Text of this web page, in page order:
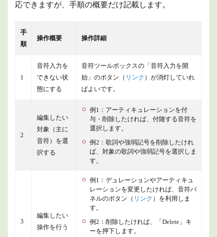
応できますが、手順の概要だけ記載します。
手
順
操作概要 操作詳細
1
音符入力を
できない状
態にする
音符ツールボックスの「音符入力を開
始」のボタン（ リンク ）が消灯していれ
ばよいです。
2
編集したい
対象（主に
音符）を選
択する
例1：アーティキュレーションを付
与・削除したければ、付随する音符を
選択します。
例2：歌詞や強弱記号を削除したけれ
ば、対象の歌詞や強弱記号を選択しま
す。
3
編集したい
操作を行う
例1：デュレーションやアーティキュ
レーションを変更したければ、音符パ
ネルのボタン（ リンク ）を利用しま
す。
例2：削除したければ、「Delete」キ
ーを押下します。